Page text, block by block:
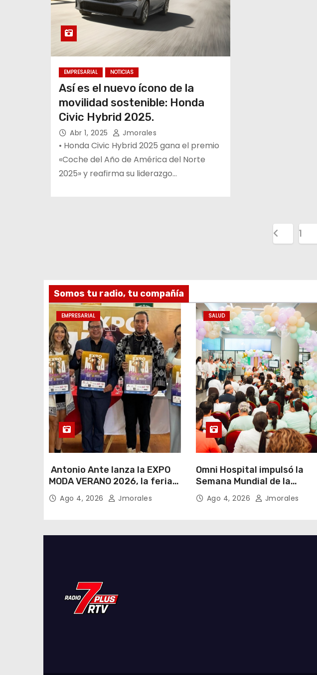
EMPRESARIAL NOTICIAS
Así es el nuevo ícono de la
movilidad sostenible: Honda
Civic Hybrid 2025.
Abr 1, 2025 Jmorales
• Honda Civic Hybrid 2025 gana el premio
«Coche del Año de América del Norte
2025» y reafirma su liderazgo…
1
Somos tu radio, tu compañía
EMPRESARIAL
Antonio Ante lanza la EXPO
MODA VERANO 2026, la feria
de moda e industria textil
más importante del Ecuador
Ago 4, 2026 Jmorales
SALUD
Omni Hospital impulsó la
Semana Mundial de la
Lactancia Materna bajo el
lema “Un inicio sostenible en
Ago 4, 2026 Jmorales